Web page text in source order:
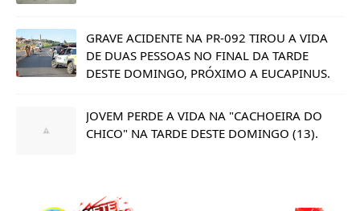
GRAVE ACIDENTE NA PR-092 TIROU A VIDA
DE DUAS PESSOAS NO FINAL DA TARDE
DESTE DOMINGO, PRÓXIMO A EUCAPINUS.
JOVEM PERDE A VIDA NA "CACHOEIRA DO
CHICO" NA TARDE DESTE DOMINGO (13).